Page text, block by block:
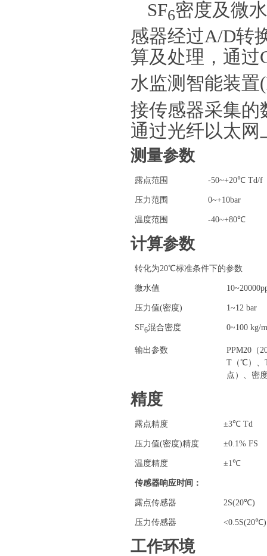
SF6密度及微
感器经过A/D转
算及处理，通过
水监测智能装置
接传感器采集的
通过光纤以太网
测量参数
露点范围 -50~+20℃ Td/f
压力范围 0~+10bar
温度范围 -40~+80℃
计算参数
转化为20℃标准条件下的参数
微水值
压力值(密度) 1~12 bar
SF6混合密度 0~100 kg/
输出参数
PPM20（
T（℃）、
点）、密
精度
露点精度 ±3℃ Td
压力值(密度)精度 ±0.1% FS
温度精度 ±1℃
传感器响应时间：
露点传感器 2S(20℃)
压力传感器 <0.5S(20℃)
工作环境